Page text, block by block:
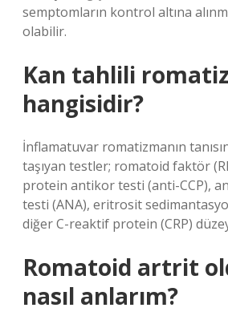
semptomların kontrol altına
olabilir.
Kan tahlili
hangisidir?
İnflamatuvar romatizmanın
taşıyan testler; romatoid faktör
protein antikor testi (anti-CCP),
testi (ANA), eritrosit
diğer C-reaktif protein (CRP)
Romatoid artrit
nasıl anlarım?